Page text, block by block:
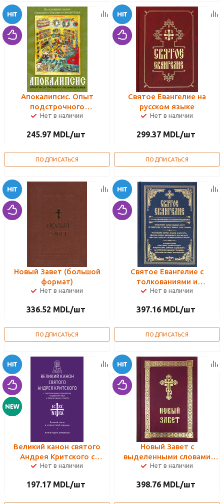
Апокалипсис. Опыт
подстрочного
комментария (на
Священного Писания и
Нет в наличии
245.97 MDL/шт
ПОДПИСАТЬСЯ
Святое Евангелие на
русском языке
Нет в наличии
299.37 MDL/шт
ПОДПИСАТЬСЯ
Новый Завет (большой
формат)
Нет в наличии
336.52 MDL/шт
ПОДПИСАТЬСЯ
Святое Евангелие с
толкованиями и
комментариями
Нет в наличии
397.16 MDL/шт
ПОДПИСАТЬСЯ
Великий канон святого
Андрея Критского с
параллельным переводом
пояснениями к тексту.
Нет в наличии
197.17 MDL/шт
Новый Завет с
выделенными словами
Спасителя
Нет в наличии
398.76 MDL/шт